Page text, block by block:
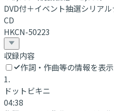
DVD付＋イベント抽選シリア
CD
HKCN-50223
収録内容
作詞・作曲等の情報を表
1.
ドットビキニ
04:38